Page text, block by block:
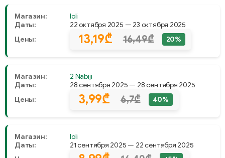
Магазин:
Ioli
Даты:
22 октября 2025 — 23 октября 2025
Цены:
13,19₾ 16,49₾ 20%
Магазин:
2 Nabiji
Даты:
28 сентября 2025 — 28 сентября 2025
Цены:
3,99₾ 6,7₾ 40%
Магазин:
Ioli
Даты:
21 сентября 2025 — 22 сентября 2025